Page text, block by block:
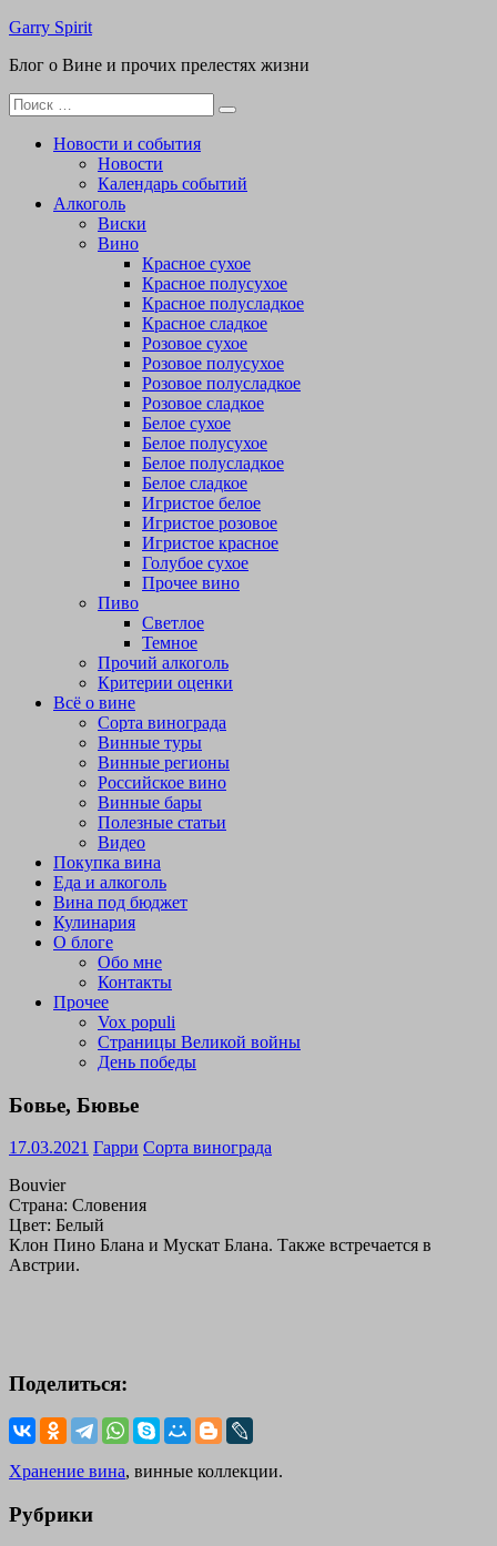
Перейти
содержимому
Garry Spirit
Блог о Вине и прочих прелестях жизни
Поиск
для:
Новости и события
Новости
Календарь событий
Алкоголь
Виски
Вино
Красное сухое
Красное полусухое
Красное полусладкое
Красное сладкое
Розовое сухое
Розовое полусухое
Розовое полусладкое
Розовое сладкое
Белое сухое
Белое полусухое
Белое полусладкое
Белое сладкое
Игристое белое
Игристое розовое
Игристое красное
Голубое сухое
Прочее вино
Пиво
Светлое
Темное
Прочий алкоголь
Критерии оценки
Всё о вине
Сорта винограда
Винные туры
Винные регионы
Российское вино
Винные бары
Полезные статьи
Видео
Покупка вина
Еда и алкоголь
Вина под бюджет
Кулинария
О блоге
Обо мне
Контакты
Прочее
Vox populi
Страницы Великой войны
День победы
Бовье, Бювье
17.03.2021 Гарри Сорта винограда
Bouvier
Страна: Словения
Цвет: Белый
Клон Пино Блана и Мускат Блана. Также встречается в
Австрии.
Поделиться:
Хранение вина, винные коллекции.
Рубрики